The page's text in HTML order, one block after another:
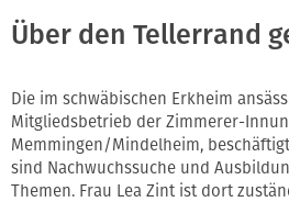
Über den Tellerrand
Die im schwäbischen Erkheim
Mitgliedsbetrieb der Zimmerer-
Memmingen/Mindelheim,
sind Nachwuchssuche und
Themen. Frau Lea Zint ist dort